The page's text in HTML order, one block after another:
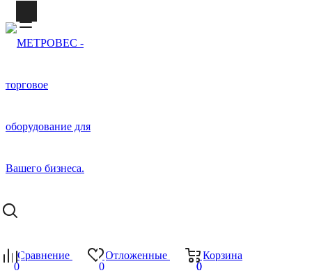
Сравнение
0
Отложенные
0
Корзина
0
0